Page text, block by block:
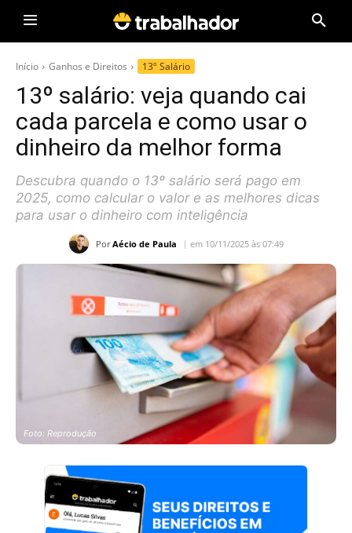
Início Ganhos e Direitos 13º Salário
13º salário: veja quando cai
cada parcela e como usar o
dinheiro da melhor forma
Descubra quando o 13º salário será pago em
2025, como calcular o valor e as melhores dicas
para usar o dinheiro com inteligência
Por Aécio de Paula em 10/11/2025 às 07:49
Foto: Reprodução